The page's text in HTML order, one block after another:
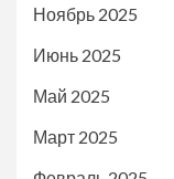
Ноябрь 2025
Июнь 2025
Май 2025
Март 2025